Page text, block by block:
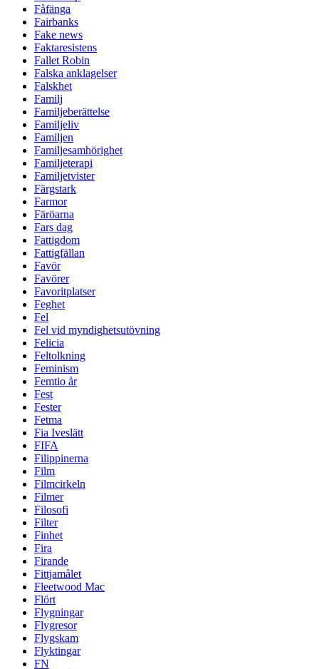
Fåfänga
Fairbanks
Fake news
Faktaresistens
Fallet Robin
Falska anklagelser
Falskhet
Familj
Familjeberättelse
Familjeliv
Familjen
Familjesamhörighet
Familjeterapi
Familjetvister
Färgstark
Farmor
Färöarna
Fars dag
Fattigdom
Fattigfällan
Favör
Favörer
Favoritplatser
Feghet
Fel
Fel vid myndighetsutövning
Felicia
Feltolkning
Feminism
Femtio år
Fest
Fester
Fetma
Fia Iveslätt
FIFA
Filippinerna
Film
Filmcirkeln
Filmer
Filosofi
Filter
Finhet
Fira
Firande
Fittjamålet
Fleetwood Mac
Flört
Flygningar
Flygresor
Flygskam
Flyktingar
FN